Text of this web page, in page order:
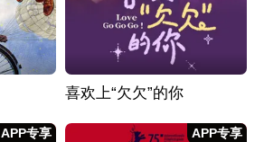
喜欢上“欠欠”的你
APP专享 APP专享